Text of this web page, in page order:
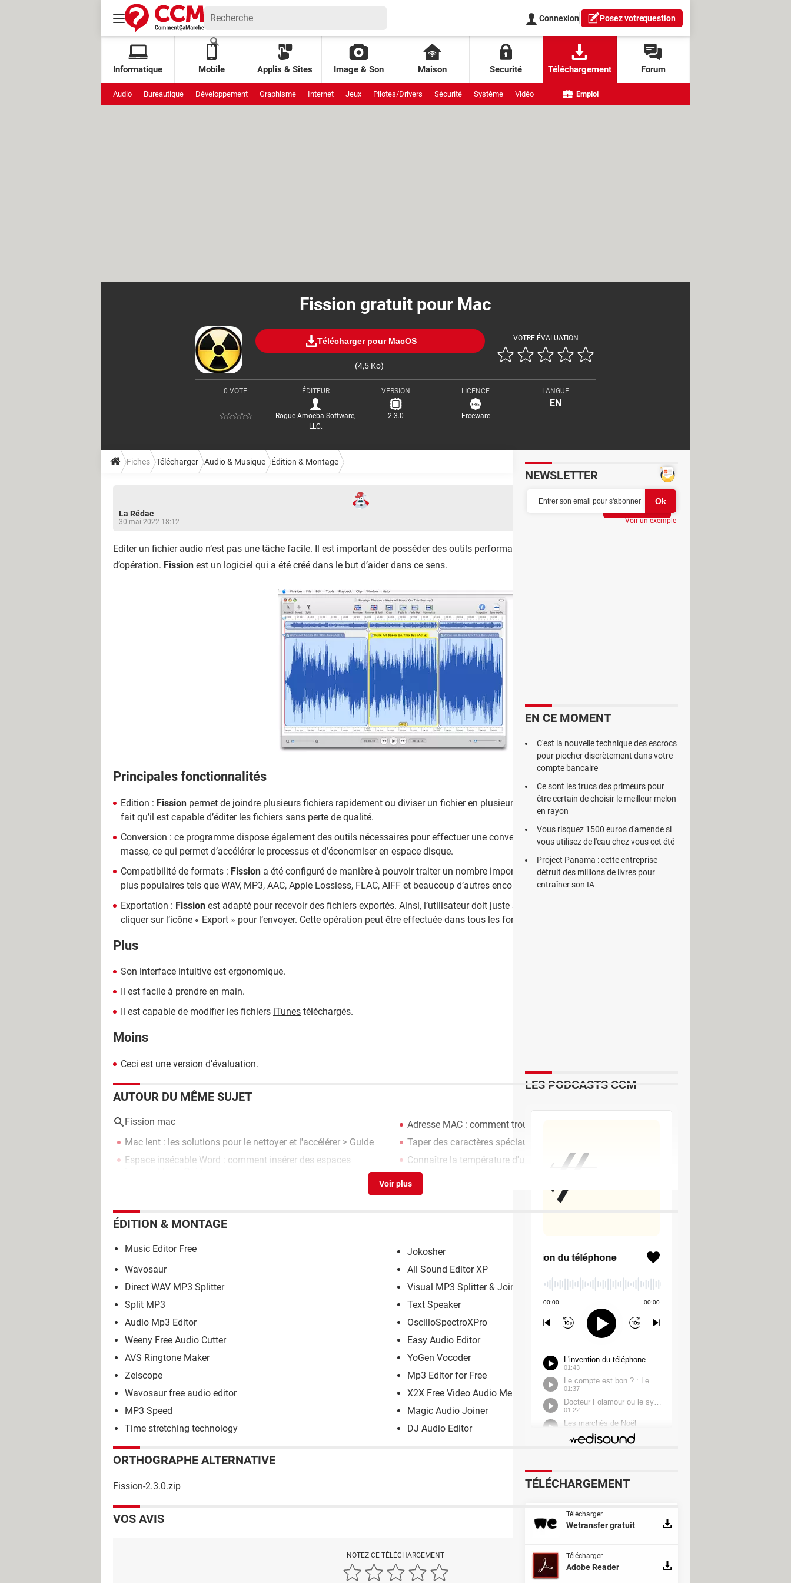
Connexion Posez votrequestion
Informatique Mobile Applis & Sites Image & Son Maison Securité Téléchargement Forum
Audio Bureautique Développement Graphisme Internet Jeux Pilotes/Drivers Sécurité Système Vidéo Emploi
Fission gratuit pour Mac
Télécharger pour MacOS
(4,5 Ko)
VOTRE ÉVALUATION
0 VOTE ÉDITEUR
Rogue Amoeba Software,
LLC.
VERSION
2.3.0
LICENCE
Freeware
LANGUE
EN
Fiches Télécharger Audio & Musique Édition & Montage
La Rédac
30 mai 2022 18:12
Editer un fichier audio n’est pas une tâche facile. Il est important de posséder des outils performants et adéquats pour ce genre
d’opération. Fission est un logiciel qui a été créé dans le but d’aider dans ce sens.
Principales fonctionnalités
Edition : Fission permet de joindre plusieurs fichiers rapidement ou diviser un fichier en plusieurs parties. Sa particularité réside dans le
fait qu’il est capable d’éditer les fichiers sans perte de qualité.
Conversion : ce programme dispose également des outils nécessaires pour effectuer une conversion audio. Il supporte le traitement en
masse, ce qui permet d’accélérer le processus et d’économiser en espace disque.
Compatibilité de formats : Fission a été configuré de manière à pouvoir traiter un nombre important de formats audio y compris les
plus populaires tels que WAV, MP3, AAC, Apple Lossless, FLAC, AIFF et beaucoup d’autres encore.
Exportation : Fission est adapté pour recevoir des fichiers exportés. Ainsi, l’utilisateur doit juste sélectionner le fichier à exporter puis
cliquer sur l’icône « Export » pour l’envoyer. Cette opération peut être effectuée dans tous les formats pris en charge par le programme.
Plus
Son interface intuitive est ergonomique.
Il est facile à prendre en main.
Il est capable de modifier les fichiers iTunes téléchargés.
Moins
Ceci est une version d’évaluation.
AUTOUR DU MÊME SUJET
Fission mac Adresse MAC : comment trouver l'identifiant réseau
Mac lent : les solutions pour le nettoyer et l'accélérer > Guide Taper des caractères spéciaux sur un clavier Mac
Espace insécable Word : comment insérer des espaces
Connaître la température d'un Mac > Guide
ÉDITION & MONTAGE
Music Editor Free
Jokosher
Wavosaur
All Sound Editor XP
Direct WAV MP3 Splitter
Visual MP3 Splitter & Joiner
Split MP3
Text Speaker
Audio Mp3 Editor
OscilloSpectroXPro
Weeny Free Audio Cutter
Easy Audio Editor
AVS Ringtone Maker
YoGen Vocoder
Zelscope
Mp3 Editor for Free
Wavosaur free audio editor
X2X Free Video Audio Merger
MP3 Speed
Magic Audio Joiner
Time stretching technology
DJ Audio Editor
ORTHOGRAPHE ALTERNATIVE
Fission-2.3.0.zip
VOS AVIS
NOTEZ CE TÉLÉCHARGEMENT
NEWSLETTER
Voir un exemple
EN CE MOMENT
C'est la nouvelle technique des escrocs
pour piocher discrètement dans votre
compte bancaire
Ce sont les trucs des primeurs pour
être certain de choisir le meilleur melon
en rayon
Vous risquez 1500 euros d'amende si
vous utilisez de l'eau chez vous cet été
Project Panama : cette entreprise
détruit des millions de livres pour
entraîner son IA
LES PODCASTS CCM
TÉLÉCHARGEMENT
Télécharger
Wetransfer gratuit
Télécharger
Adobe Reader